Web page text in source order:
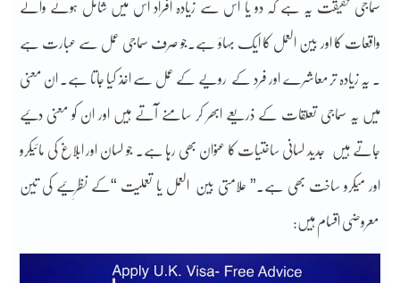
سماجی حقیقت یہ ہے کہ دو یا اس سے زیادہ افراد اس میں شامل ہونے والے
واقعات کا اور بین العمل کا ایک بہاؤ ہے.جو صرف سماجی عمل سے عبارت ہے
۔ یہ زیادہ تر معاشرے اور فرد کے رویے کے عمل سے اخذ کیا جاتا ہے۔ ان معنی
میں یہ سماجی تعلقات کے ذریعے ابھر کر سامنے آتے ہیں اور ان کو معنی دئیے
جاتے ہیں جدید لسانی ساختیات کا عنوان بھی رہا ہے۔ جو لسان اور ابلاغ کی مائیکرو
اور میکرو ساخت بھی ہے۔” علامتی بین العمل یا تعملیت “کے نظرِئیے کی تین
معروضی اقسام ہیں: